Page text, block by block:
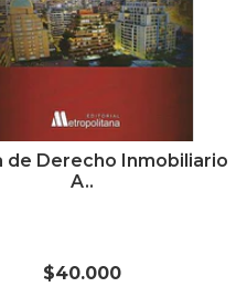
de Derecho Inmobiliario
A..
$40.000